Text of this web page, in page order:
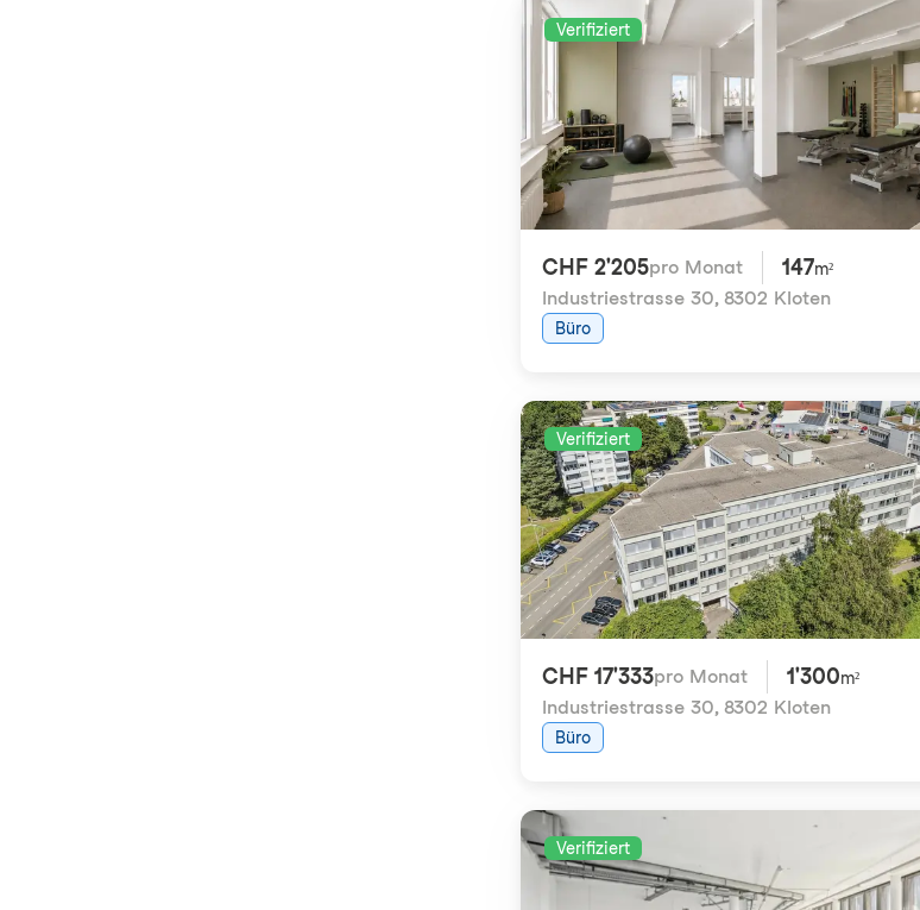
Verifiziert
CHF 2'205pro Monat 147m²
Industriestrasse 30, 8302 Kloten
Büro
Verifiziert
CHF 17'333pro Monat 1'300m²
Industriestrasse 30, 8302 Kloten
Büro
Verifiziert